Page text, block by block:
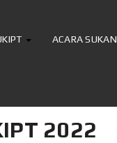
ACARA SUKAN
2022